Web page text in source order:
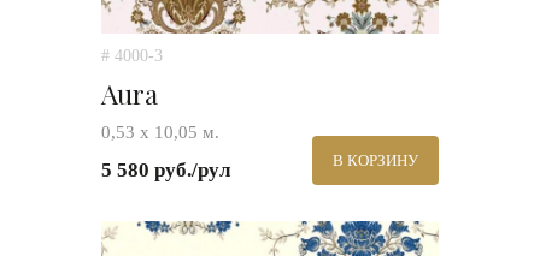
# 4000-3
Aura
0,53 х 10,05 м.
5 580 руб./рул В КОРЗИНУ